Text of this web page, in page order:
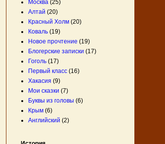
Москва (25)
Алтай (20)
Красный Холм (20)
Коваль (19)
Новое прочтение (19)
Блогерские записки (17)
Гоголь (17)
Первый класс (16)
Хакасия (9)
Мои сказки (7)
Буквы из головы (6)
Крым (6)
Английский (2)